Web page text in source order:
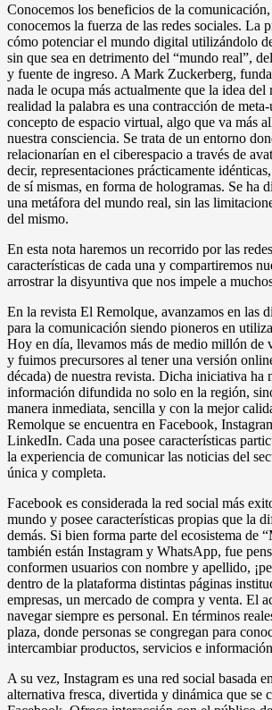
Conocemos los beneficios de la
conocemos la fuerza de las redes sociales. La
cómo potenciar el mundo digital utilizándolo
sin que sea en detrimento del “mundo real”,
y fuente de ingreso. A Mark Zuckerberg,
nada le ocupa más actualmente que la idea del
realidad la palabra es una contracción de
concepto de espacio virtual, algo que va más
nuestra consciencia. Se trata de un entorno
relacionarían en el ciberespacio a través de
decir, representaciones prácticamente
de sí mismas, en forma de hologramas. Se ha
una metáfora del mundo real, sin las
del mismo.
En esta nota haremos un recorrido por las
características de cada una y compartiremos
arrostrar la disyuntiva que nos impele a
En la revista El Remolque, avanzamos en las
para la comunicación siendo pioneros en
Hoy en día, llevamos más de medio millón de
y fuimos precursores al tener una versión
década) de nuestra revista. Dicha iniciativa ha
información difundida no solo en la región,
manera inmediata, sencilla y con la mejor
Remolque se encuentra en Facebook,
LinkedIn. Cada una posee características
la experiencia de comunicar las noticias del
única y completa.
Facebook es considerada la red social más
mundo y posee características propias que la
demás. Si bien forma parte del ecosistema de
también están Instagram y WhatsApp, fue
conformen usuarios con nombre y apellido,
dentro de la plataforma distintas páginas
empresas, un mercado de compra y venta. El
navegar siempre es personal. En términos
plaza, donde personas se congregan para
intercambiar productos, servicios e
A su vez, Instagram es una red social basada
alternativa fresca, divertida y dinámica que se